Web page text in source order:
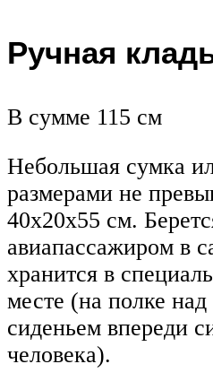
Ручная
В сумме 115 см
Небольшая сумка
размерами не
40х20х55 см.
авиапассажиром в
хранится в
месте (на полке
сиденьем впереди
человека).